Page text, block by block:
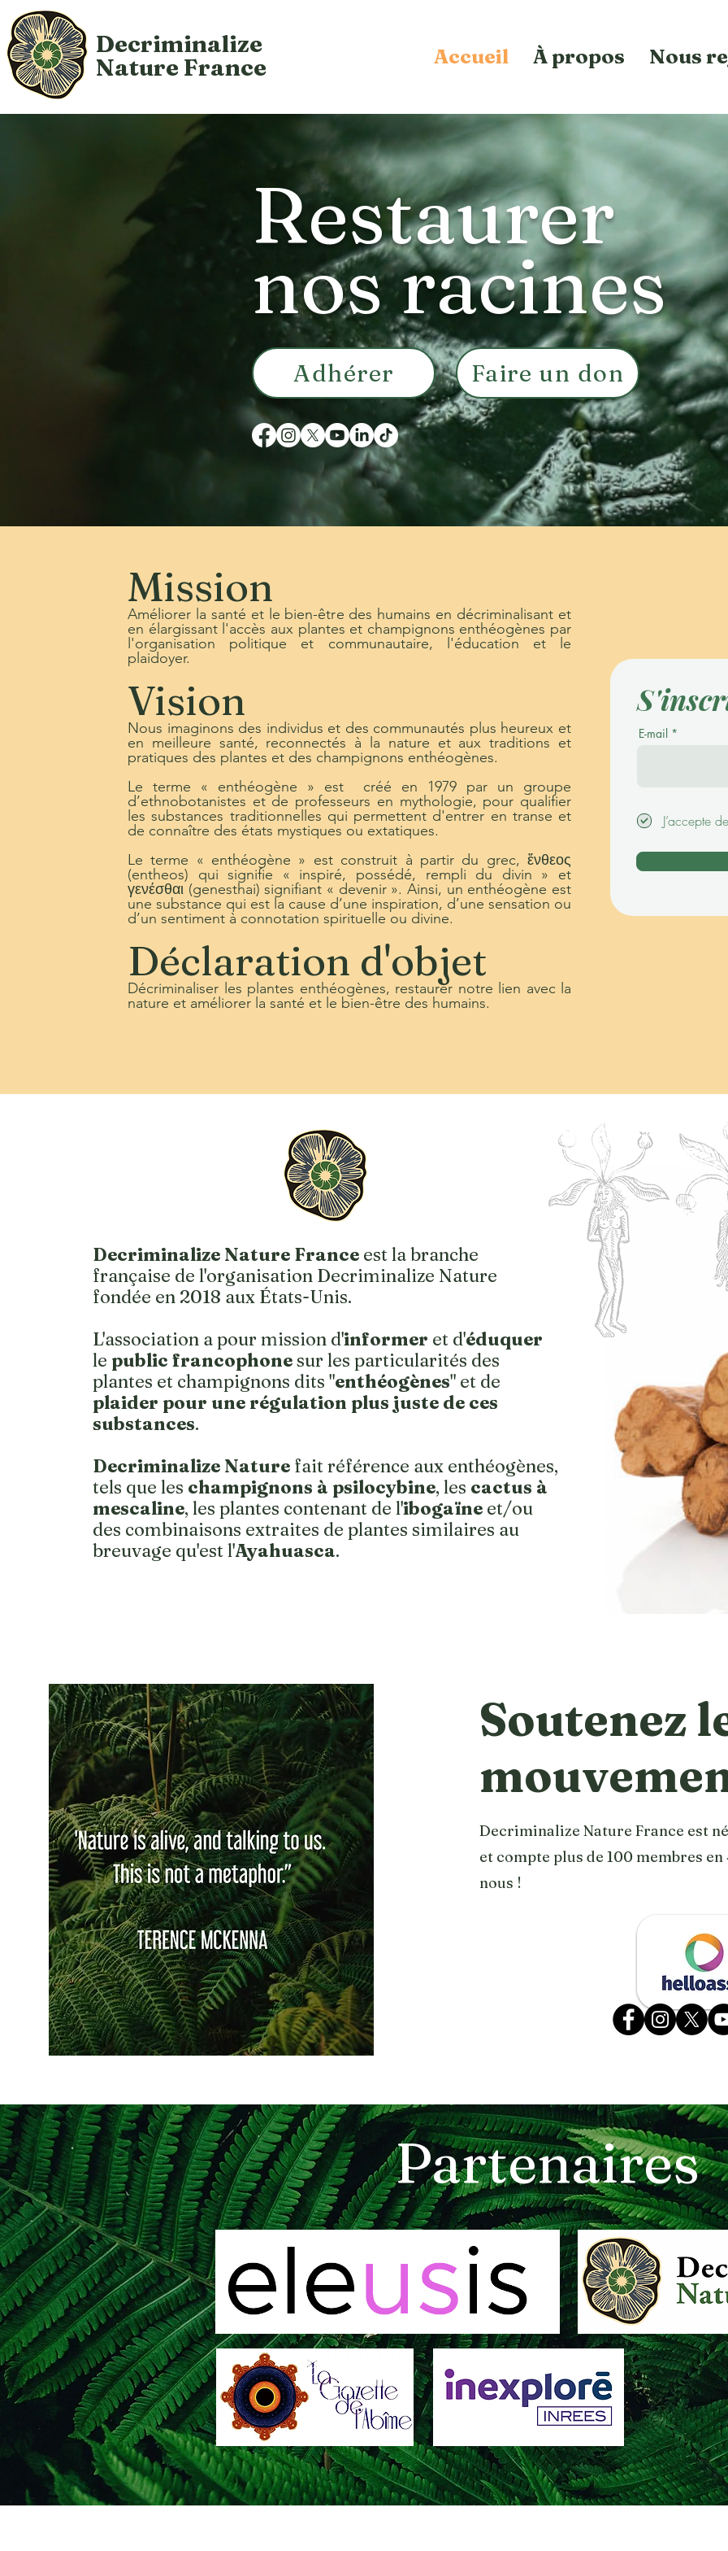
Decriminalize
Nature France Accueil À propos Nous
Restaurer
nos racines
Adhérer Faire un don
Mission
Améliorer la santé et le bien-être des humains en décriminalisant et
en élargissant l'accès aux plantes et champignons enthéogènes par
l'organisation politique et communautaire, l'éducation et le
plaidoyer.
Vision
Nous imaginons des individus et des communautés plus heureux et
en meilleure santé, reconnectés à la nature et aux traditions et
pratiques des plantes et des champignons enthéogènes.
Le terme « enthéogène » est créé en 1979 par un groupe
d’ethnobotanistes et de professeurs en mythologie, pour qualifier
les substances traditionnelles qui permettent d'entrer en transe et
de connaître des états mystiques ou extatiques.
Le terme « enthéogène » est construit à partir du grec, ἔνθεος
(entheos) qui signifie « inspiré, possédé, rempli du divin » et
γενέσθαι (genesthai) signifiant « devenir ». Ainsi, un enthéogène est
une substance qui est la cause d’une inspiration, d’une sensation ou
d’un sentiment à connotation spirituelle ou divine.
Déclaration d'objet
Décriminaliser les plantes enthéogènes, restaurer notre lien avec la
nature et améliorer la santé et le bien-être des humains.
E-mail
J’accepte
Decriminalize Nature France est la branche
française de l'organisation Decriminalize Nature
fondée en 2018 aux États-Unis.
L'association a pour mission d'informer et d'éduquer
le public francophonesur les particularités des
plantes et champignons dits "enthéogènes" et de
plaider pour une régulation plus juste de ces
substances.
Decriminalize Nature fait référence aux enthéogènes,
tels que les champignons à psilocybine, les cactus à
mescaline, les plantes contenant de l'ibogaïne et/ou
des combinaisons extraites de plantes similaires au
breuvage qu'est l'Ayahuasca.
Soutenez
Decriminalize Nature France est
et compte plus de 100 membres
nous !
Partenaires